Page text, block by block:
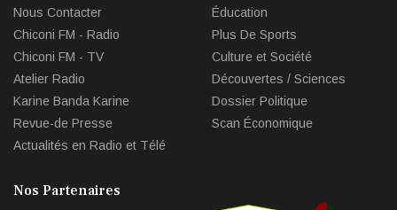
Nous Contacter
Chiconi FM - Radio
Chiconi FM - TV
Atelier Radio
Karine Banda Karine
Revue-de Presse
Actualités en Radio et Télé
Éducation
Plus De Sports
Culture et Société
Découvertes / Sciences
Dossier Politique
Scan Économique
Nos Partenaires